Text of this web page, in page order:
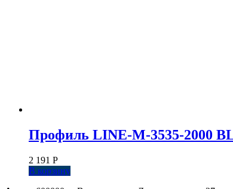
Профиль LINE-M-3535-2000
2 191 Р
В корзину